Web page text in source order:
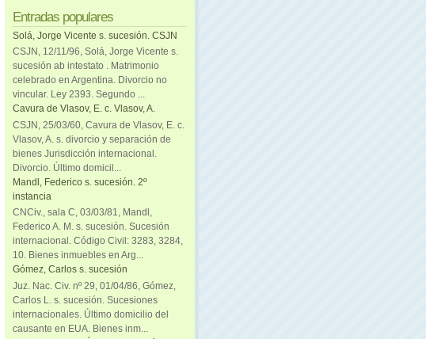
Entradas populares
Solá, Jorge Vicente s. sucesión. CSJN
CSJN, 12/11/96, Solá, Jorge Vicente s.
sucesión ab intestato . Matrimonio
celebrado en Argentina. Divorcio no
vincular. Ley 2393. Segundo ...
Cavura de Vlasov, E. c. Vlasov, A.
CSJN, 25/03/60, Cavura de Vlasov, E. c.
Vlasov, A. s. divorcio y separación de
bienes Jurisdicción internacional.
Divorcio. Último domicil...
Mandl, Federico s. sucesión. 2º
instancia
CNCiv., sala C, 03/03/81, Mandl,
Federico A. M. s. sucesión. Sucesión
internacional. Código Civil: 3283, 3284,
10. Bienes inmuebles en Arg...
Gómez, Carlos s. sucesión
Juz. Nac. Civ. nº 29, 01/04/86, Gómez,
Carlos L. s. sucesión. Sucesiones
internacionales. Último domicilio del
causante en EUA. Bienes inm...